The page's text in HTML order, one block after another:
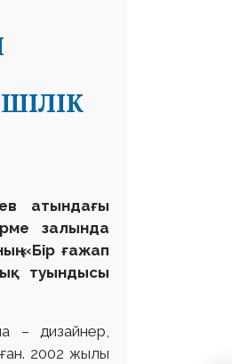
атындағы
залында
«Бір ғажап
туындысы
– дизайнер,
2002 жылы